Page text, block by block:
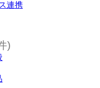
連携
)